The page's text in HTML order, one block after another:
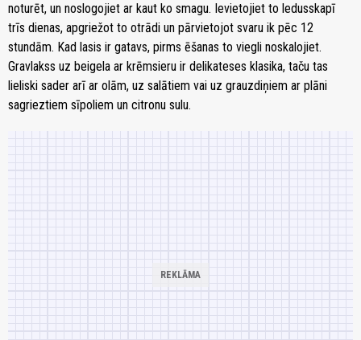
noturēt, un noslogojiet ar kaut ko smagu. Ievietojiet to ledusskapī
trīs dienas, apgriežot to otrādi un pārvietojot svaru ik pēc 12
stundām. Kad lasis ir gatavs, pirms ēšanas to viegli noskalojiet.
Gravlakss uz beigela ar krēmsieru ir delikateses klasika, taču tas
lieliski sader arī ar olām, uz salātiem vai uz grauzdiņiem ar plāni
sagrieztiem sīpoliem un citronu sulu.